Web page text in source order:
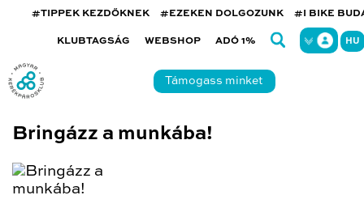
#TIPPEK KEZDŐKNEK #EZEKEN DOLGOZUNK #I BIKE
KLUBTAGSÁG WEBSHOP ADÓ 1% HU
Támogass minket
Bringázz a munkába!